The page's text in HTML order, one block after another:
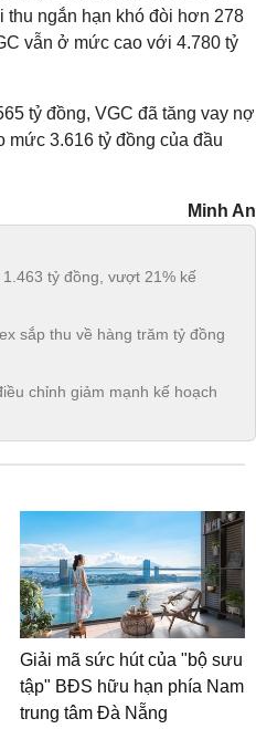
thu ngắn hạn khó đòi hơn 278
vẫn ở mức cao với 4.780 tỷ
tỷ đồng, VGC đã tăng vay nợ
mức 3.616 tỷ đồng của đầu
Minh An
tỷ đồng, vượt 21% kế
sắp thu về hàng trăm tỷ đồng
chỉnh giảm mạnh kế hoạch
Giải mã sức hút của "bộ sưu
tập" BĐS hữu hạn phía Nam
trung tâm Đà Nẵng